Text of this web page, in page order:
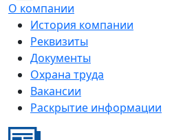
О компании
История компании
Реквизиты
Документы
Охрана труда
Вакансии
Раскрытие информации